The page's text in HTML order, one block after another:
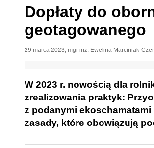
Dopłaty do
geotagowanego
29 marca 2023, mgr inż. Ewelina Marciniak-
W 2023 r. nowością dla
zrealizowania praktyk:
z podanymi
zasady, które obowiązują